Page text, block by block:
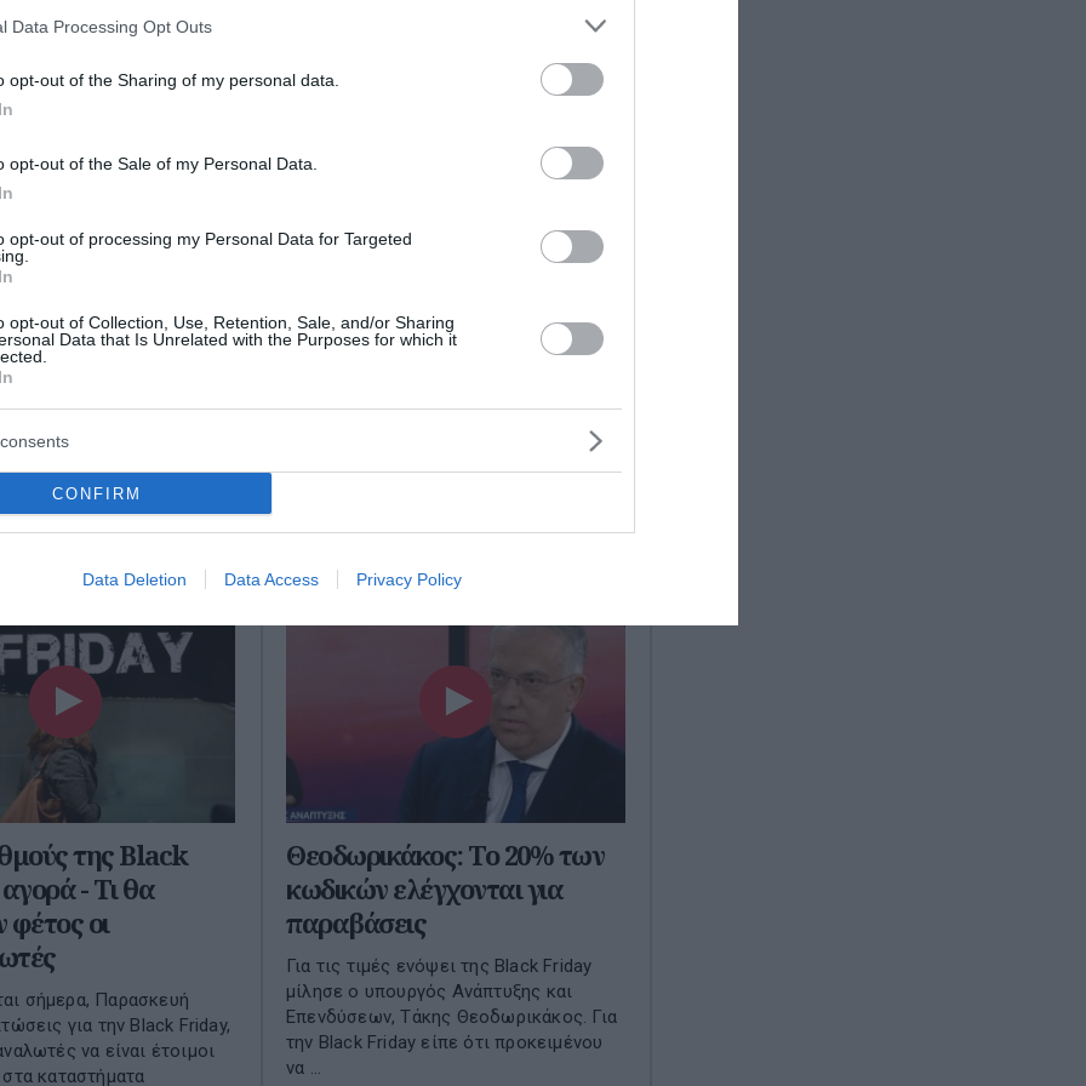
Data Processing Opt Outs
opt-out of the Sharing of my personal data.
opt-out of the Sale of my Personal Data.
opt-out of processing my Personal Data for Targeted
opt-out of Collection, Use, Retention, Sale, and/or Sharing
Data that Is Unrelated with the Purposes for which it
CONFIRM
Data Deletion Data Access Privacy Policy
Black Friday η
πρέπει να
οι καταναλωτές
τη Black Friday
εκπτώσεις, παγίδες
ασφαλείς online αγορές
σε φυσικά και e-
2025
Black Friday & Cyber
όλα όσα πρέπει να ξέρετε για
τις εκπτώσεις
παραπάνω από δύο μήνες, η αγορά έχει
ήδη αρχίσει την αντίστροφη μέτρηση
της Black
- Τι θα
φέτος οι
σήμερα, Παρασκευή
για την Black Friday,
να είναι έτοιμοι
καταστήματα
Θεοδωρικάκος: Το 20% των
κωδικών ελέγχονται για
παραβάσεις
Για τις τιμές ενόψει της Black Friday
μίλησε ο υπουργός Ανάπτυξης και
Επενδύσεων, Τάκης Θεοδωρικάκος. Για
την Black Friday είπε ότι προκειμένου
να ...